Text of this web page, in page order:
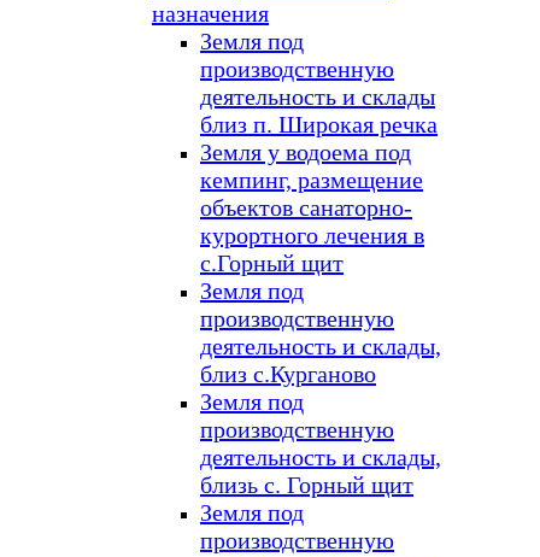
назначения
Земля под
производственную
деятельность и склады
близ п. Широкая речка
Земля у водоема под
кемпинг, размещение
объектов санаторно-
курортного лечения в
с.Горный щит
Земля под
производственную
деятельность и склады,
близ с.Курганово
Земля под
производственную
деятельность и склады,
близь с. Горный щит
Земля под
производственную